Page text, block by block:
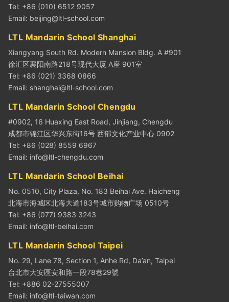
Tel: +86 (010) 6512 9057
Email: beijing@ltl-school.com
LTL Mandarin School Shanghai
Xiangyang South Rd. Modern Mansion Bldg. A #901
徐汇区襄阳南路218号现代大厦 A座 901室
Tel: +86 (021) 3368 0866
Email: shanghai@ltl-school.com
LTL Mandarin School Chengdu
#0902, 16 Huaxing East Road, Jinjiang, Chengdu
成都市锦江区华兴东街16号 西部文化产业中心 0902
Tel: +86 (028) 8559 6967
Email: info@ltl-chengdu.com
LTL Mandarin School Beihai
No. 0510, City Plaza, No. 183 Beihai Ave. Haicheng
北海市海城区北海大道183号城市购物广场 0510号
Tel: +86 (077) 9383 3243
Email: info@ltl-beihai.com
LTL Mandarin School Taipei
No. 29, Lane 78, Section 1, Anhe Rd, Da’an, Taipei
台北市大安區安和路一段78巷29號
Tel: +886 02-27555007
Email: info@ltl-taiwan.com